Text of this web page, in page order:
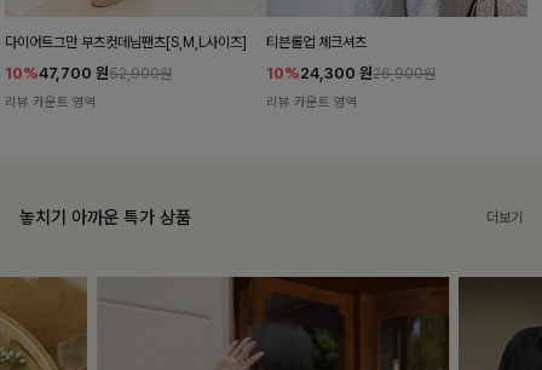
다이어트그만 부츠컷데님팬츠[S,M,L사이즈]
10%47,700 원52,900원
리뷰 카운트 영역
티븐롤업 체크셔츠
10%24,300 원26,900원
리뷰 카운트 영역
놓치기 아까운 특가 상품 더보기